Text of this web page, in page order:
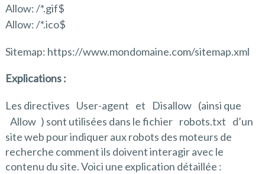
Allow: /*.gif$
Allow: /*.ico$
Sitemap: https://www.mondomaine.com/sitemap.xml
Explications :
Les directives User-agent et Disallow (ainsi que
Allow ) sont utilisées dans le fichier robots.txt d’un
site web pour indiquer aux robots des moteurs de
recherche comment ils doivent interagir avec le
contenu du site. Voici une explication détaillée :